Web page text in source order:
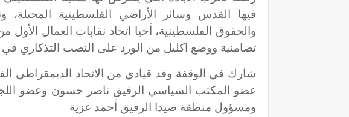
فيها القدس وسائر الأراضي الفلسطينية المحتلة،
والحقوق الفلسطينية، أحيا اتحاد نقابات العمال الأول
تضامنية ووضع اكليل من الورد على النصب التذكاري
شارك في الوقفة وفد قيادي من الاتحاد الديمقراطي
عضو المكتب السياسي الرفيق ناصر حسون وعضو
ومسؤول منطقة صيدا الرفيق أحمد عزية